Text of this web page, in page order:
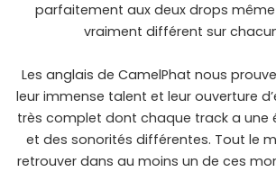
parfaitement aux deux drops même
vraiment différent sur chacun
Les anglais de CamelPhat nous
leur immense talent et leur ouverture
très complet dont chaque track a une
et des sonorités différentes. Tout le
retrouver dans au moins un de ces